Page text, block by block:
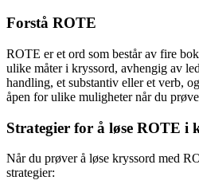
Forstå ROTE
ROTE er et ord som består av fire
ulike måter i kryssord, avhengig av
handling, et substantiv eller et verb,
åpen for ulike muligheter når du
Strategier for å løse ROTE i
Når du prøver å løse kryssord med
strategier: